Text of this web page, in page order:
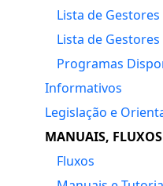
Lista de
Lista de Gestores
Programas
Informativos
Legislação e
MANUAIS,
Fluxos